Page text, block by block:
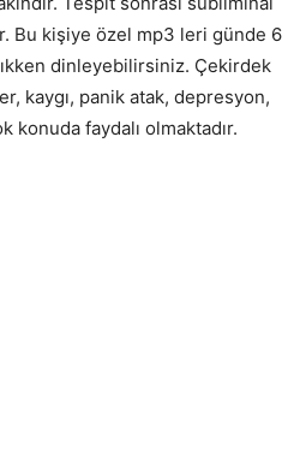
Bu kişiye özel mp3 leri günde 6
dinleyebilirsiniz. Çekirdek
kaygı, panik atak, depresyon,
konuda faydalı olmaktadır.